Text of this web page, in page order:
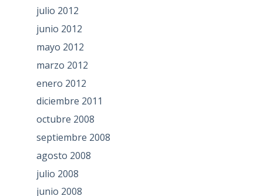
julio 2012
junio 2012
mayo 2012
marzo 2012
enero 2012
diciembre 2011
octubre 2008
septiembre 2008
agosto 2008
julio 2008
junio 2008